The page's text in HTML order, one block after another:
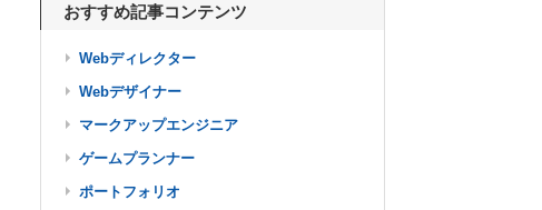
おすすめ記事コンテンツ
Webディレクター
Webデザイナー
マークアップエンジニア
ゲームプランナー
ポートフォリオ